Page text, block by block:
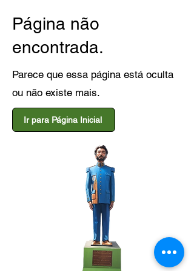
Página não
encontrada.
Parece que essa página está oculta
ou não existe mais.
Ir para Página Inicial